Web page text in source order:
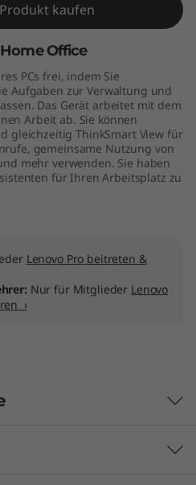
kaufen
Office
PCs frei, indem Sie
Aufgaben zur Verwaltung und
Das Gerät arbeitet mit dem
Arbeit ab. Sie können
gleichzeitig ThinkSmart View für
gemeinsame Nutzung von
mehr verwenden. Sie haben
für Ihren Arbeitsplatz zu
Lenovo Pro beitreten &
Nur für Mitglieder Lenovo
›